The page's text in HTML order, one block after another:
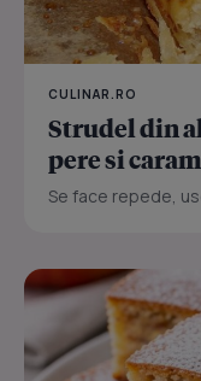
CULINAR.RO
Strudel din
pere si
Se face repede,